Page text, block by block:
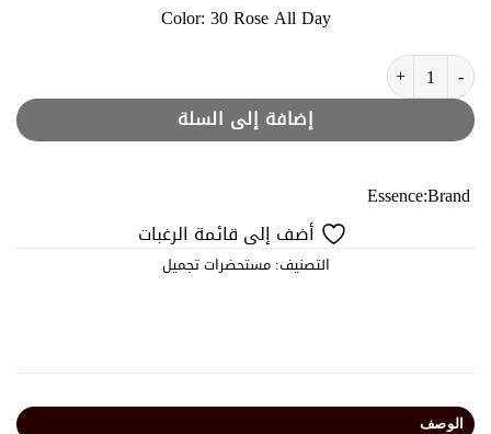
Color:30 Rose All Day
كمية اسينس بلاشر ستيك درجة ٣٠
إضافة إلى السلة
Brand:
Essence
أضف إلى قائمة الرغبات
التصنيف:مستحضرات تجميل
الوصف